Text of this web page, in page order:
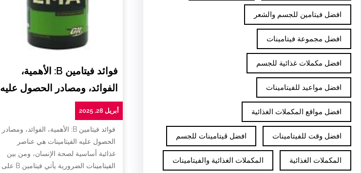
افضل فيتامين للجسم والشعر
افضل مجموعة فيتامينات
افضل مكملات غذائية للجسم
افضل مواعيد للفيتامينات
افضل مواقع المكملات الغذائية
افضل وقت للفيتامينات افضل ڤيتامينات للجسم
المكملات الغذائية المكملات الغذائية والفيتامينات
فوائد فيتامين B: الأهمية،
الفوائد، ومصادر الحصول عليه
أبريل 28, 2025
فوائد فيتامين B: الأهمية، الفوائد، ومصادر
الحصول عليه الفيتامينات هي عناصر
غذائية أساسية لصحة الإنسان، ومن بين
الفيتامينات الضرورية يأتي فيتامين B على